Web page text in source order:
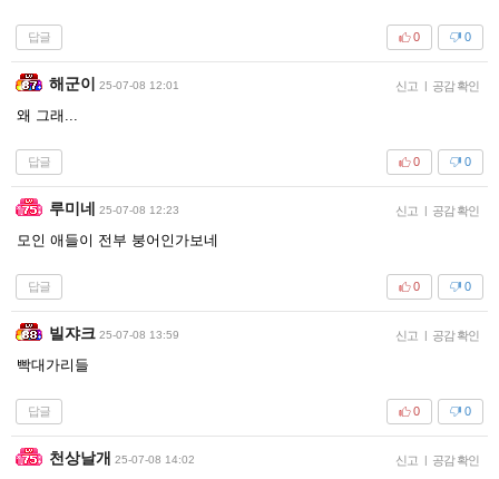
답글 0
0
해군이 25-07-08 12:01 신고 | 공감 확인
왜 그래...
답글 0
0
루미네 25-07-08 12:23 신고 | 공감 확인
모인 애들이 전부 붕어인가보네
답글 0
0
빌쟈크 25-07-08 13:59 신고 | 공감 확인
빡대가리들
답글 0
0
천상날개 25-07-08 14:02 신고 | 공감 확인